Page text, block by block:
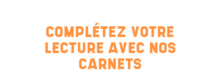
COMPLÉTEZ VOTRE
LECTURE AVEC NOS
CARNETS